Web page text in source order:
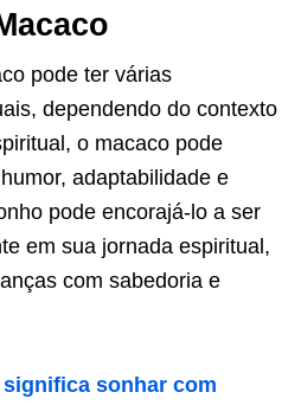
pode ter várias
dependendo do contexto
o macaco pode
adaptabilidade e
pode encorajá-lo a ser
em sua jornada espiritual,
com sabedoria e
significa sonhar com